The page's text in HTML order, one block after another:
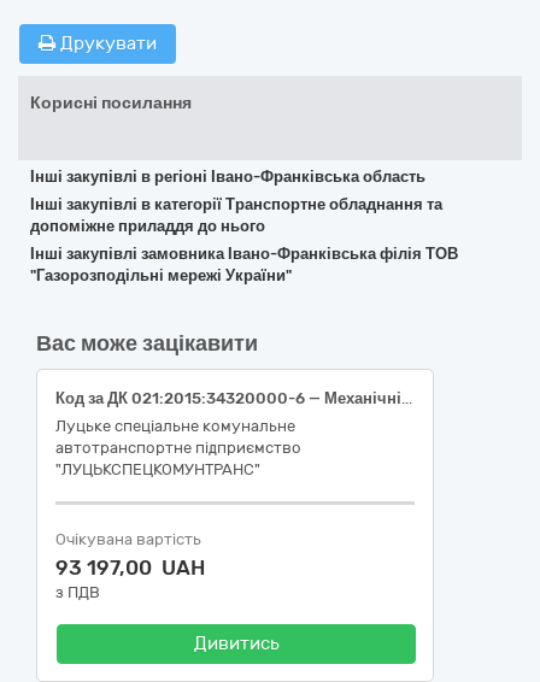
Друкувати
Корисні посилання
Інші закупівлі в регіоні Івано-Франківська область
Інші закупівлі в категорії Транспортне обладнання та
допоміжне приладдя до нього
Інші закупівлі замовника Івано-Франківська філія ТОВ
"Газорозподільні мережі України"
Вас може зацікавити
Код за ДК 021:2015:34320000-6 — Механічні запасні частини, крім двигунів і частин двигунів (КПП ZF 8S 151)
Луцьке спеціальне комунальне
автотранспортне підприємство
"ЛУЦЬКСПЕЦКОМУНТРАНС"
Очікувана вартість
93 197,00 UAH
з ПДВ
Дивитись